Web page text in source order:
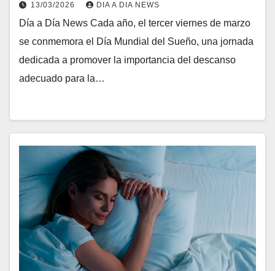
13/03/2026 DIA A DIA NEWS
Día a Día News Cada año, el tercer viernes de marzo
se conmemora el Día Mundial del Sueño, una jornada
dedicada a promover la importancia del descanso
adecuado para la…